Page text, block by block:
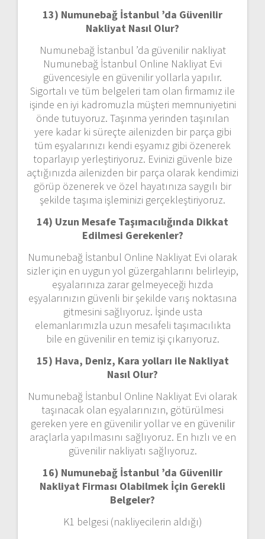
13) Numunebağ İstanbul ’da Güvenilir
Nakliyat Nasıl Olur?
Numunebağ İstanbul ’da güvenilir nakliyat
Numunebağ İstanbul Online Nakliyat Evi
güvencesiyle en güvenilir yollarla yapılır.
Sigortalı ve tüm belgeleri tam olan firmamız ile
işinde en iyi kadromuzla müşteri memnuniyetini
önde tutuyoruz. Taşınma yerinden taşınılan
yere kadar ki süreçte ailenizden bir parça gibi
tüm eşyalarınızı kendi eşyamız gibi özenerek
toparlayıp yerleştiriyoruz. Evinizi güvenle bize
açtığınızda ailenizden bir parça olarak kendimizi
görüp özenerek ve özel hayatınıza saygılı bir
şekilde taşıma işleminizi gerçekleştiriyoruz.
14) Uzun Mesafe Taşımacılığında Dikkat
Edilmesi Gerekenler?
Numunebağ İstanbul Online Nakliyat Evi olarak
sizler için en uygun yol güzergahlarını belirleyip,
eşyalarınıza zarar gelmeyeceği hızda
eşyalarınızın güvenli bir şekilde varış noktasına
gitmesini sağlıyoruz. İşinde usta
elemanlarımızla uzun mesafeli taşımacılıkta
bile en güvenilir en temiz işi çıkarıyoruz.
15) Hava, Deniz, Kara yolları ile Nakliyat
Nasıl Olur?
Numunebağ İstanbul Online Nakliyat Evi olarak
taşınacak olan eşyalarınızın, götürülmesi
gereken yere en güvenilir yollar ve en güvenilir
araçlarla yapılmasını sağlıyoruz. En hızlı ve en
güvenilir nakliyatı sağlıyoruz.
16) Numunebağ İstanbul ’da Güvenilir
Nakliyat Firması Olabilmek İçin Gerekli
Belgeler?
K1 belgesi (nakliyecilerin aldığı)